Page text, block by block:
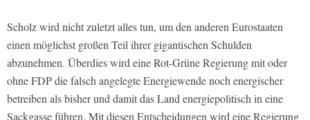
Scholz wird nicht zuletzt alles tun, um den anderen Eurostaaten
einen möglichst großen Teil ihrer gigantischen Schulden
abzunehmen. Überdies wird eine Rot-Grüne Regierung mit oder
ohne FDP die falsch angelegte Energiewende noch energischer
betreiben als bisher und damit das Land energiepolitisch in eine
Sackgasse führen. Mit diesen Entscheidungen wird eine Regierung